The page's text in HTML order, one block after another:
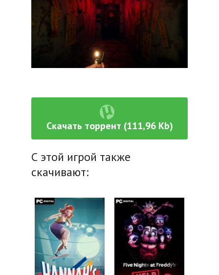
Скачать торрент (111,96 Kb)
С этой игрой также
скачивают: